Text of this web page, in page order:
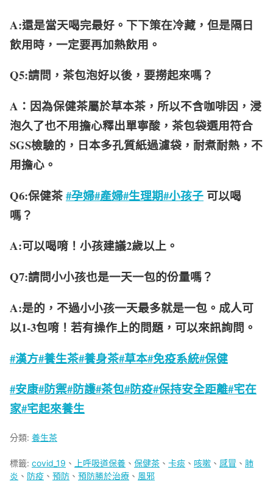
A:還是當天喝完最好。下下策在冷藏，但是隔日
飲用時，一定要再加熱飲用。
Q5:請問，茶包泡好以後，要撈起來嗎？
A：因為保健茶屬於草本茶，所以不含咖啡因，浸
泡久了也不用擔心釋出單寧酸，茶包袋選用符合
SGS檢驗的，日本多孔質紙過濾袋，耐煮耐熱，不
用擔心。
Q6:保健茶#孕婦#產婦#生理期#小孩子 可以喝
嗎？
A:可以喝唷！小孩建議2歲以上。
Q7:請問小小孩也是一天一包的份量嗎？
A:是的，不過小小孩一天最多就是一包。成人可
以1-3包唷！若有操作上的問題，可以來訊詢問。
#漢方#養生茶#養身茶#草本#免疫系統#保健
#安康#防禦#防護#茶包#防疫#保持安全距離#宅在
家#宅起來養生
分類: 養生茶
標籤: covid_19 、 上呼吸道保養 、 保健茶 、 卡痰 、 咳嗽 、 感冒 、 肺
炎 、 防疫 、 預防 、 預防勝於治療 、 風邪